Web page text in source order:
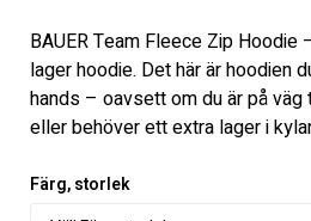
Lägg till i
BAUER Team Fleece Zip
lager hoodie. Det här är hoodien
hands – oavsett om du är på väg
eller behöver ett extra lager i
Färg, storlek